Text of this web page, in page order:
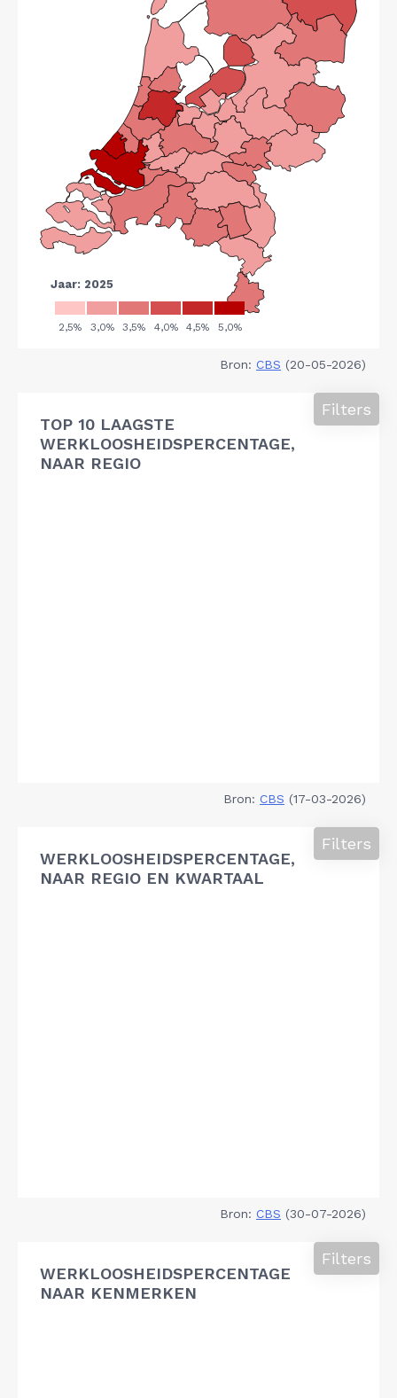
Bron: CBS (20-05-2026)
TOP 10 LAAGSTE
WERKLOOSHEIDSPERCENTAGE,
NAAR REGIO
Filters
Bron: CBS (17-03-2026)
WERKLOOSHEIDSPERCENTAGE,
NAAR REGIO EN KWARTAAL
Filters
Bron: CBS (30-07-2026)
WERKLOOSHEIDSPERCENTAGE
NAAR KENMERKEN
Filters